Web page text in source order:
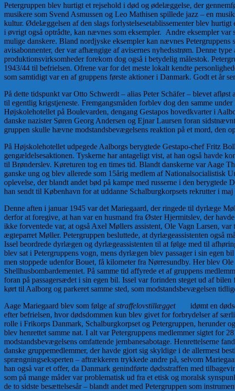
Petergruppen blev hurtigt et rejsehold i død og ødelæggelse, der
musikere som Svend Asmussen og Leo Mathisen spillede jazz – en
kultur. Ødelæggelsen af den slags forlystelsesetablissementer blev
i øvrigt også optrådte, kan nævnes som eksempler. Andre eksempler
mulige danskere. Bland nordjyske eksempler kan nævnes
avisabonnenter, der var afhængige af avisernes nyhedsstrøm. Denne
produktionsvirksomheder forekom dog også i betydelig målestok.
1943/44 til befrielsen. Ofrene var for det meste lokalt kendte
som samtidigt var en af gruppens første aktioner i Danmark. Godt et år
På dette tidspunkt var Otto Schwerdt – alias Peter Schäfer – blevet
til egentlig krigstjeneste. Fremgangsmåden forblev dog den samme
Højskolehotellet på Boulevarden, dengang Gestapos hovedkvarter i
danske nazister Søren Georg Andersen og Ejnar Laursen foran
gruppen skulle hævne modstandsbevægelsens reaktion på et mord, den
På Højskolehotellet udpegede Aalborgs berygtede Gestapo-chef Fritz
gengældelsesaktionen. Tyskerne har antageligt vist, at han også havde
til Brønderslev. Køreturen tog en times tid. Blandt danskerne var Aage
ganske ung og blev allerede som 15årig medlem af Nationalsocialistisk
oplevelse, der blandt andet bød på kampe med russerne i den
han sendt til København for at uddanne Schalburgkorpsets rekrutter i
Denne aften i januar 1945 var det Mariegaard, der ringede til dyrlæge
derfor at foregive, at han var en husmand fra Øster Hjermitslev, der
ikke forventede var, at også Axel Møllers assistent, Ole Vagn Larsen,
ægteparret Møller. Petergruppen besluttede, at dyrlægeassistenten også
Issel beordrede dyrlægen og dyrlægeassistenten til at følge med til
blev sat i Petergruppens vogn, mens dyrlægen blev passager i sin egen
men stoppede udenfor Bouet, få kilometer fra Nørresundby. Her blev
Shellhusbombardementet. På samme tid affyrede et af gruppens
foran på passagersædet i sin egen bil. Issel var forinden steget ud af
kørt til Aalborg og parkeret samme sted, som modstandsbevægelsen
Aage Mariegaard blev som følge afstraffelovstillægget[15]
idømt en
efter befrielsen, hvor dødsdommen kun blev givet for forbrydelser af
rolle i Frikorps Danmark, Schalburgkorpset og Petergruppen, herunder
blev henrettet samme nat. I alt var Petergruppens medlemmer sigtet for
modstandsbevægelsens omfattende jernbanesabotage. Henrettelserne
danske gruppemedlemmer, der havde gjort sig skyldige i de allermest
sprængningseksperten – aftrækkeren trykkede andre på, selvom
han også var et offer, da Danmark genindførte dødsstraffen med
som på mange måder var problematisk ud fra et etisk og moralsk
de to sidste besættelsesår – blandt andet med Petergruppen som